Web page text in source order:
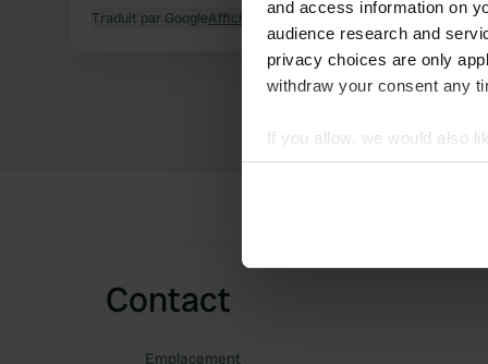
and access information on
audience research and
privacy choices are only
withdraw your consent any
If you allow, we would also
Collect information
Find out more about how
information about your use
Traduit par GoogleAfficher l'original
Contact
Emplacement